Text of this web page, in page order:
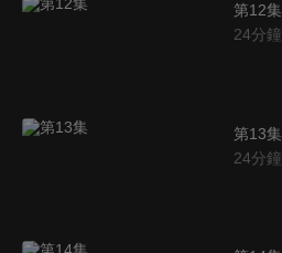
第12集
24分鐘
第13集
24分鐘